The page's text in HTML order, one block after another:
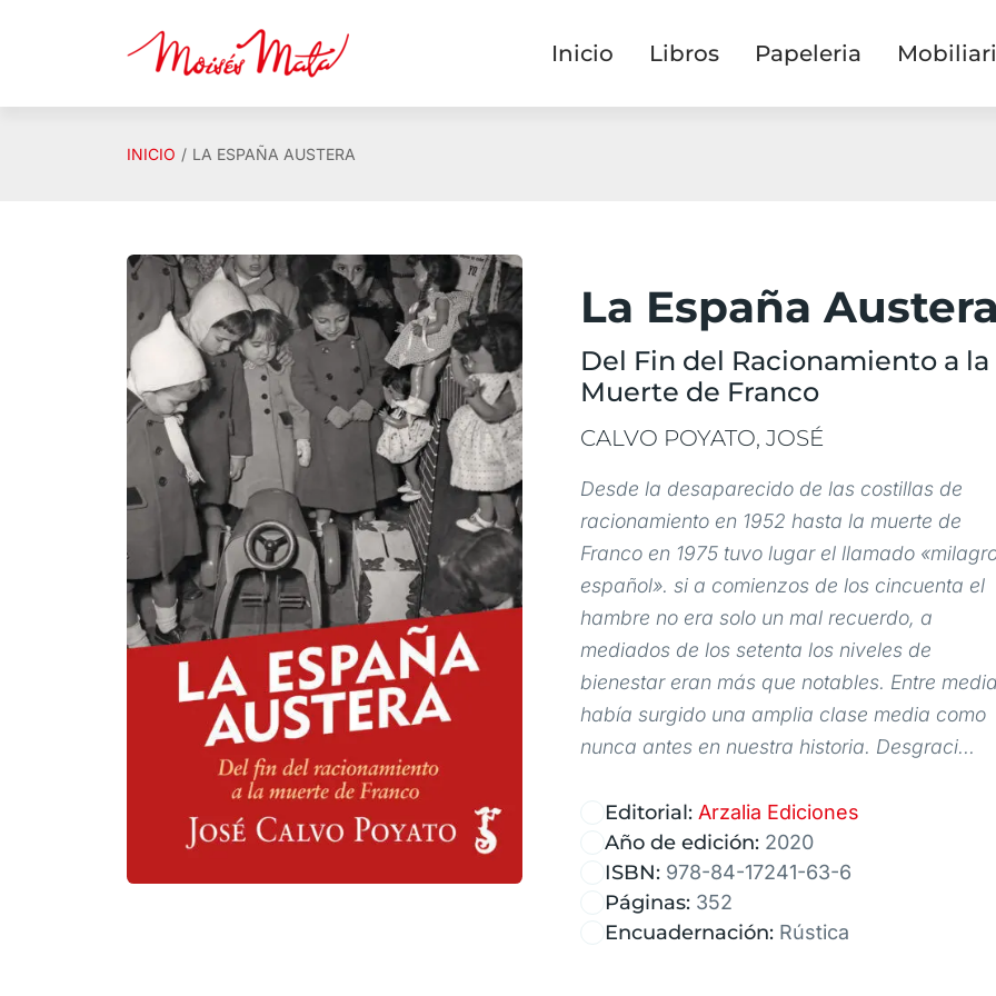
Inicio Libros Papeleria
INICIO LA ESPAÑA AUSTERA
La España
Del Fin del Racionamiento a la
Muerte de Franco
CALVO POYATO, JOSÉ
Desde la desaparecido de las costillas de
racionamiento en 1952 hasta la muerte de
Franco en 1975 tuvo lugar el llamado
español». si a comienzos de los cincuenta el
hambre no era solo un mal recuerdo, a
mediados de los setenta los niveles de
bienestar eran más que notables. Entre
había surgido una amplia clase media como
nunca antes en nuestra historia. Desgraci...
Editorial: Arzalia Ediciones
Año de edición: 2020
ISBN: 978-84-17241-63-6
Páginas: 352
Encuadernación: Rústica